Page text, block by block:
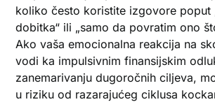
koliko često koristite izgovore poput
dobitka“ ili „samo da povratim ono
Ako vaša emocionalna reakcija na
vodi ka impulsivnim finansijskim
zanemarivanju dugoročnih ciljeva,
u riziku od razarajućeg ciklusa